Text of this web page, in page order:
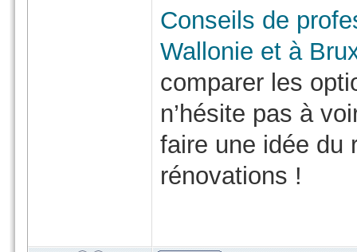
Conseils de
Wallonie et à
comparer les
n’hésite pas à
faire une idée du
rénovations !